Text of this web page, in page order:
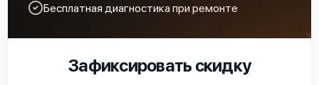
Бесплатная диагностика при ремонте
Зафиксировать скидку